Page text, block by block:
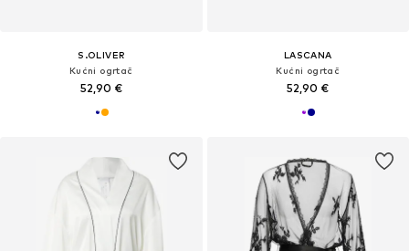
S.OLIVER
Kućni ogrtač
52,90 €
LASCANA
Kućni ogrtač
52,90 €